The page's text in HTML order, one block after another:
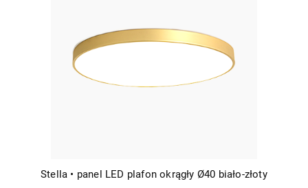
Stella • panel LED plafon okrągły Ø40 biało-złoty